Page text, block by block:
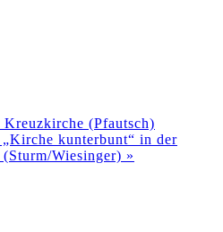
(Pfautsch)
kunterbunt“ in der
Wiesinger) »